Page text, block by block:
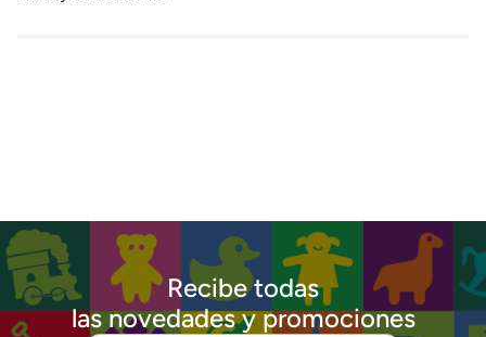
Recibe todas
las novedades y promociones